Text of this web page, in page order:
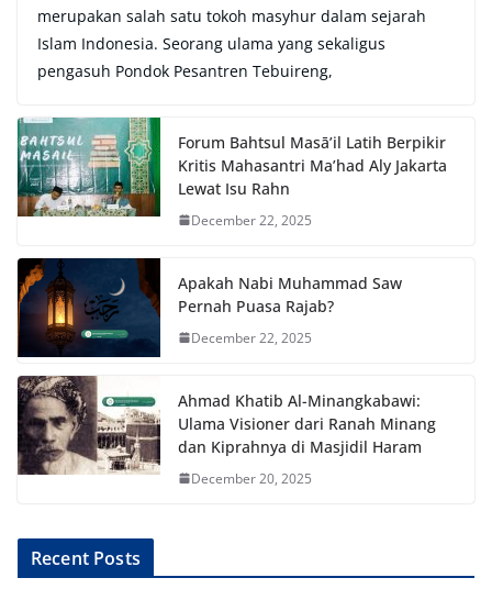
merupakan salah satu tokoh masyhur dalam sejarah
Islam Indonesia. Seorang ulama yang sekaligus
pengasuh Pondok Pesantren Tebuireng,
Forum Bahtsul Masā’il Latih Berpikir
Kritis Mahasantri Ma’had Aly Jakarta
Lewat Isu Rahn
December 22, 2025
Apakah Nabi Muhammad Saw
Pernah Puasa Rajab?
December 22, 2025
Ahmad Khatib Al-Minangkabawi:
Ulama Visioner dari Ranah Minang
dan Kiprahnya di Masjidil Haram
December 20, 2025
Recent Posts